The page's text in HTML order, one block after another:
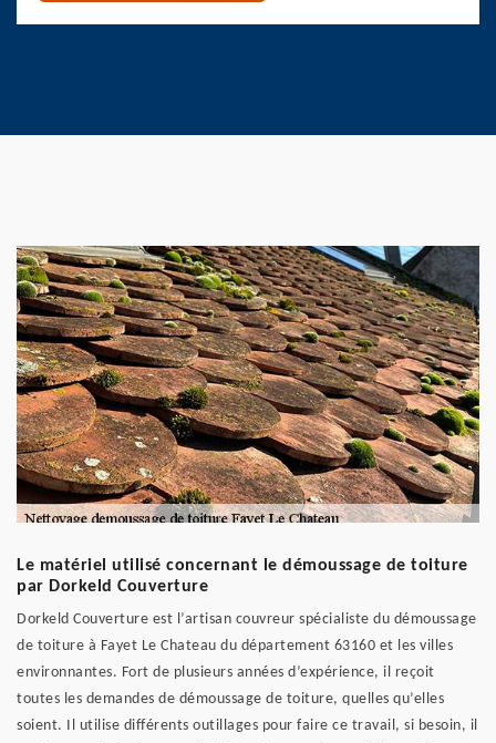
Le matériel utilisé concernant le démoussage de toiture
par Dorkeld Couverture
Dorkeld Couverture est l’artisan couvreur spécialiste du démoussage
de toiture à Fayet Le Chateau du département 63160 et les villes
environnantes. Fort de plusieurs années d’expérience, il reçoit
toutes les demandes de démoussage de toiture, quelles qu’elles
soient. Il utilise différents outillages pour faire ce travail, si besoin, il